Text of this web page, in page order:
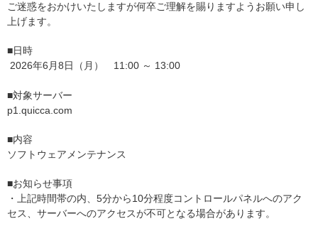
ご迷惑をおかけいたしますが何卒ご理解を賜りますようお願い申し
上げます。
■日時
2026年6月8日（月） 11:00 ～ 13:00
■対象サーバー
p1.quicca.com
■内容
ソフトウェアメンテナンス
■お知らせ事項
・上記時間帯の内、5分から10分程度コントロールパネルへのアク
セス、サーバーへのアクセスが不可となる場合があります。